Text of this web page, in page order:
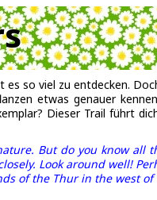
es so viel zu entdecken.
etwas genauer
Dieser Trail führt
But do you know all
Look around well!
of the Thur in the west of